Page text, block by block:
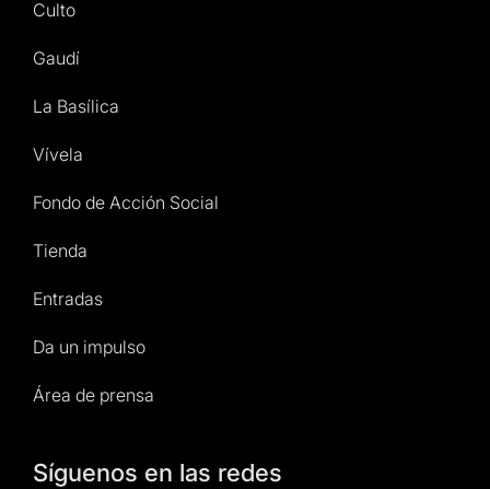
Culto
Gaudí
La Basílica
Vívela
Fondo de Acción Social
Tienda
Entradas
Da un impulso
Área de prensa
Síguenos en las redes